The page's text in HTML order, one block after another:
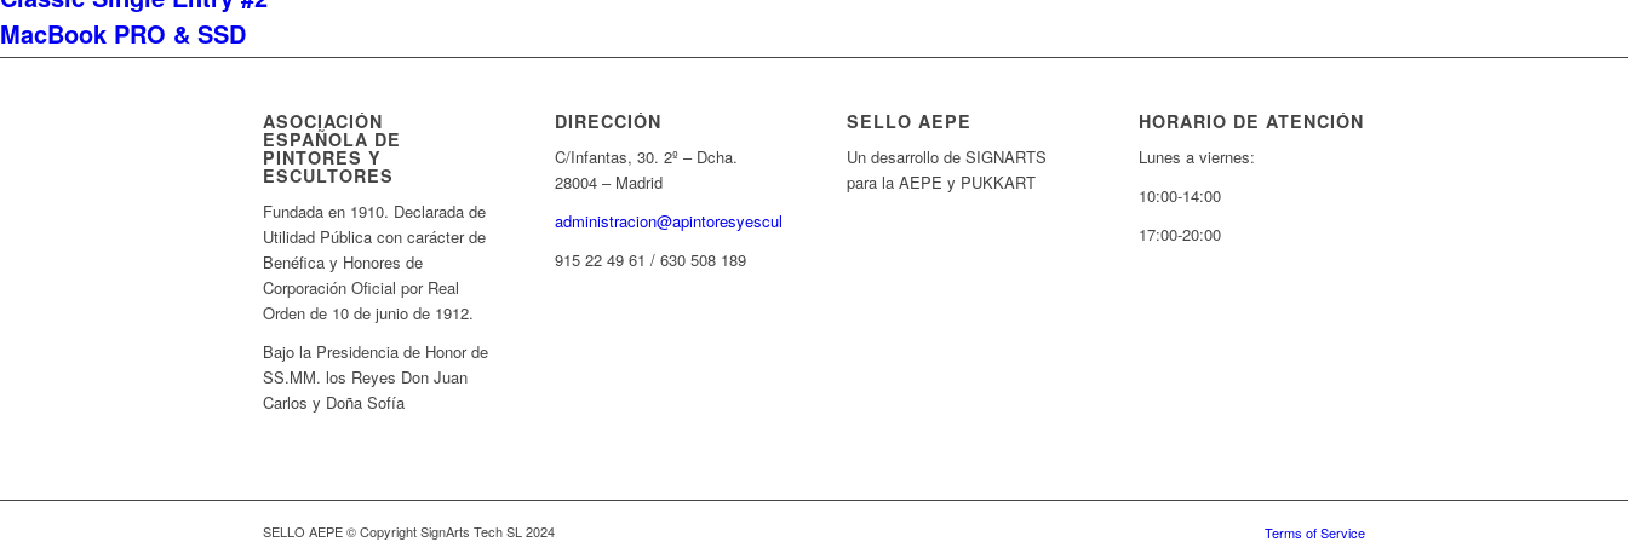
MacBook PRO & SSD
ASOCIACIÓN
ESPAÑOLA DE
PINTORES Y
ESCULTORES
Fundada en 1910. Declarada de
Utilidad Pública con carácter de
Benéfica y Honores de
Corporación Oficial por Real
Orden de 10 de junio de 1912.
Bajo la Presidencia de Honor de
SS.MM. los Reyes Don Juan
Carlos y Doña Sofía
DIRECCIÓN
C/Infantas, 30. 2º – Dcha.
28004 – Madrid
administracion@apintoresyescultores.es
915 22 49 61 / 630 508 189
SELLO AEPE
Un desarrollo de SIGNARTS
para la AEPE y PUKKART
HORARIO DE ATENCIÓN
Lunes a viernes:
10:00-14:00
17:00-20:00
SELLO AEPE © Copyright SignArts Tech SL 2024 Terms of Service